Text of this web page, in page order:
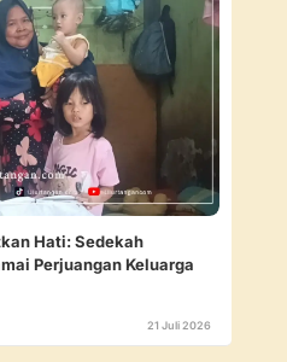
Hati: Sedekah
Perjuangan Keluarga
21 Juli 2026